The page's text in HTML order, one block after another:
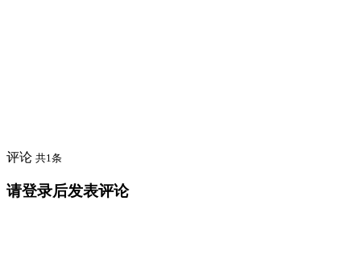
评论 共1条
请登录后发表评论